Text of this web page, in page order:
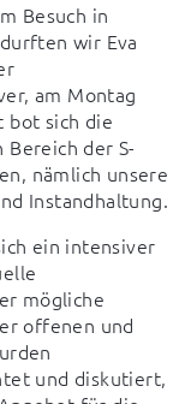
Besuch in
wir Eva
am Montag
bot sich die
der S-
nämlich unsere
Instandhaltung.
ein intensiver
mögliche
offenen und
und diskutiert,